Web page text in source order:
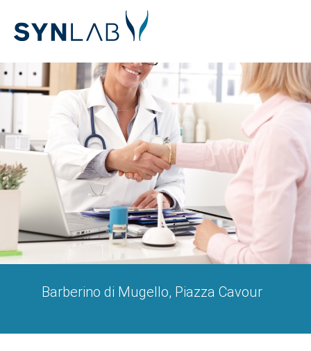
Barberino di Mugello, Piazza Cavour